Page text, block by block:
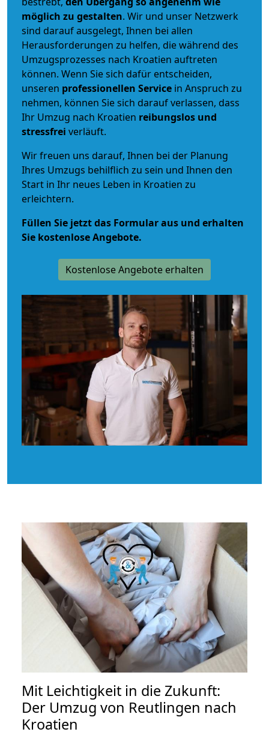
möglich zu gestalten. Wir und unser Netzwerk
sind darauf ausgelegt, Ihnen bei allen
Herausforderungen zu helfen, die während des
Umzugsprozesses nach Kroatien auftreten
können. Wenn Sie sich dafür entscheiden,
unseren professionellen Service in Anspruch zu
nehmen, können Sie sich darauf verlassen, dass
Ihr Umzug nach Kroatien reibungslos und
stressfrei verläuft.
Wir freuen uns darauf, Ihnen bei der Planung
Ihres Umzugs behilflich zu sein und Ihnen den
Start in Ihr neues Leben in Kroatien zu
erleichtern.
Füllen Sie jetzt das Formular aus und erhalten
Sie kostenlose Angebote.
Kostenlose Angebote erhalten
Mit Leichtigkeit in die Zukunft:
Der Umzug von Reutlingen nach
Kroatien